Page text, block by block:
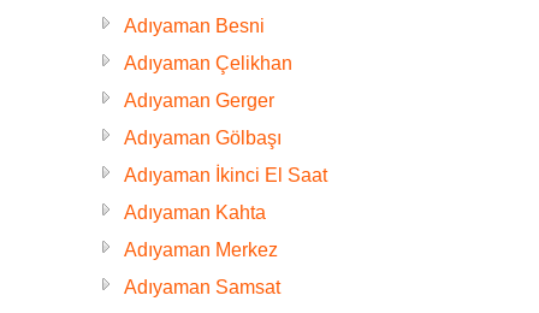
Adıyaman Besni
Adıyaman Çelikhan
Adıyaman Gerger
Adıyaman Gölbaşı
Adıyaman İkinci El Saat
Adıyaman Kahta
Adıyaman Merkez
Adıyaman Samsat